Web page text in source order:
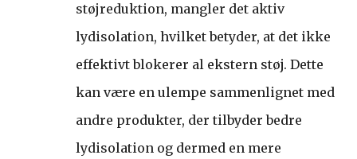
støjreduktion, mangler det aktiv
lydisolation, hvilket betyder, at det ikke
effektivt blokerer al ekstern støj. Dette
kan være en ulempe sammenlignet med
andre produkter, der tilbyder bedre
lydisolation og dermed en mere